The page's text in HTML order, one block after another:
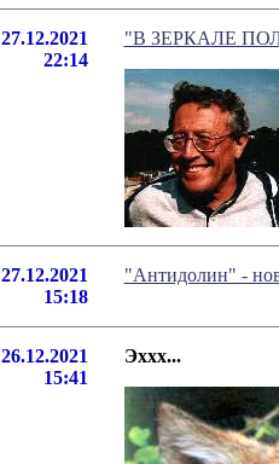
27.12.2021
22:14
"В ЗЕРКАЛЕ
27.12.2021
15:18
"Антидолин" -
26.12.2021
15:41
Эххх...